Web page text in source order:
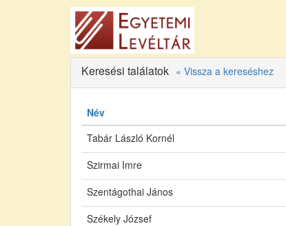
Keresési találatok « Vissza a kereséshez
Név
Tabár László Kornél
Szirmai Imre
Szentágothai János
Székely József